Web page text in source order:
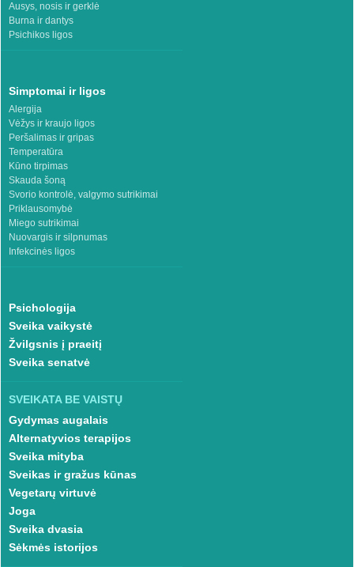
Ausys, nosis ir gerklė
Burna ir dantys
Psichikos ligos
Simptomai ir ligos
Alergija
Vėžys ir kraujo ligos
Peršalimas ir gripas
Temperatūra
Kūno tirpimas
Skauda šoną
Svorio kontrolė, valgymo sutrikimai
Priklausomybė
Miego sutrikimai
Nuovargis ir silpnumas
Infekcinės ligos
Psichologija
Sveika vaikystė
Žvilgsnis į praeitį
Sveika senatvė
SVEIKATA BE VAISTŲ
Gydymas augalais
Alternatyvios terapijos
Sveika mityba
Sveikas ir gražus kūnas
Vegetarų virtuvė
Joga
Sveika dvasia
Sėkmės istorijos